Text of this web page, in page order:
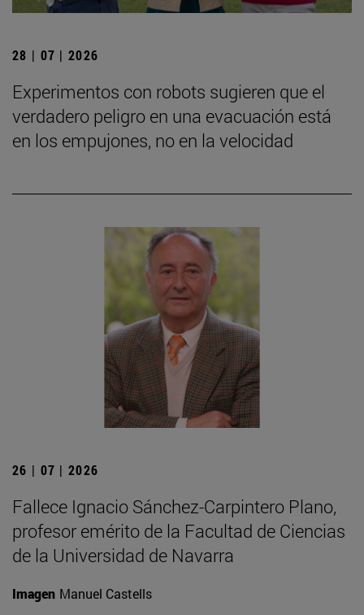
28 | 07 | 2026
Experimentos con robots sugieren que el
verdadero peligro en una evacuación está
en los empujones, no en la velocidad
26 | 07 | 2026
Fallece Ignacio Sánchez-Carpintero Plano,
profesor emérito de la Facultad de Ciencias
de la Universidad de Navarra
Imagen Manuel Castells